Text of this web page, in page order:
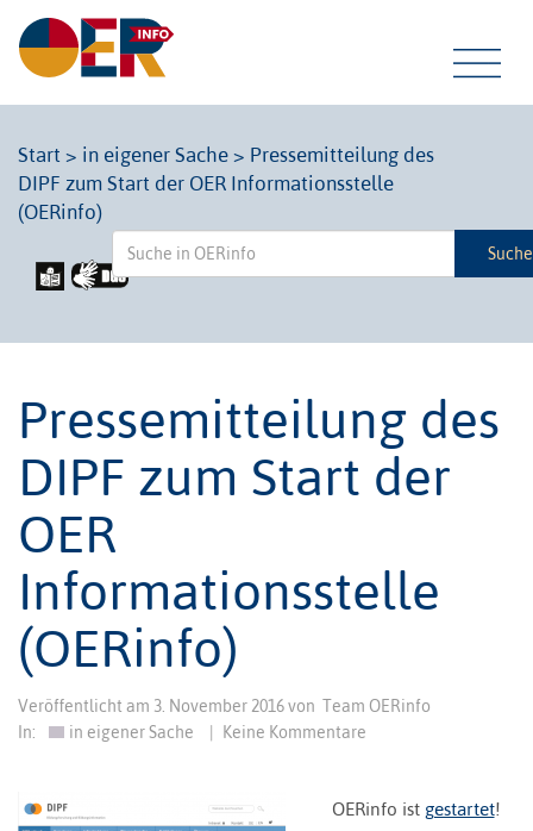
Start > in eigener Sache > Pressemitteilung des
DIPF zum Start der OER Informationsstelle
(OERinfo)
Pressemitteilung des
DIPF zum Start der
OER
Informationsstelle
(OERinfo)
Veröffentlicht am 3. November 2016von Team OERinfo
In:
in eigener Sache Keine Kommentare
OERinfo ist gestartet!